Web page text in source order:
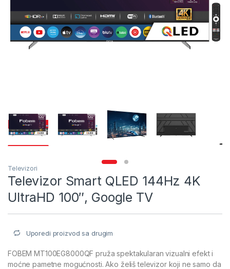
Televizori
Televizor Smart QLED 144Hz 4K
UltraHD 100″, Google TV
Uporedi proizvod sa drugim
FOBEM MT100EG8000QF pruža spektakularan vizualni efekt i
moćne pametne mogućnosti. Ako želiš televizor koji ne samo da